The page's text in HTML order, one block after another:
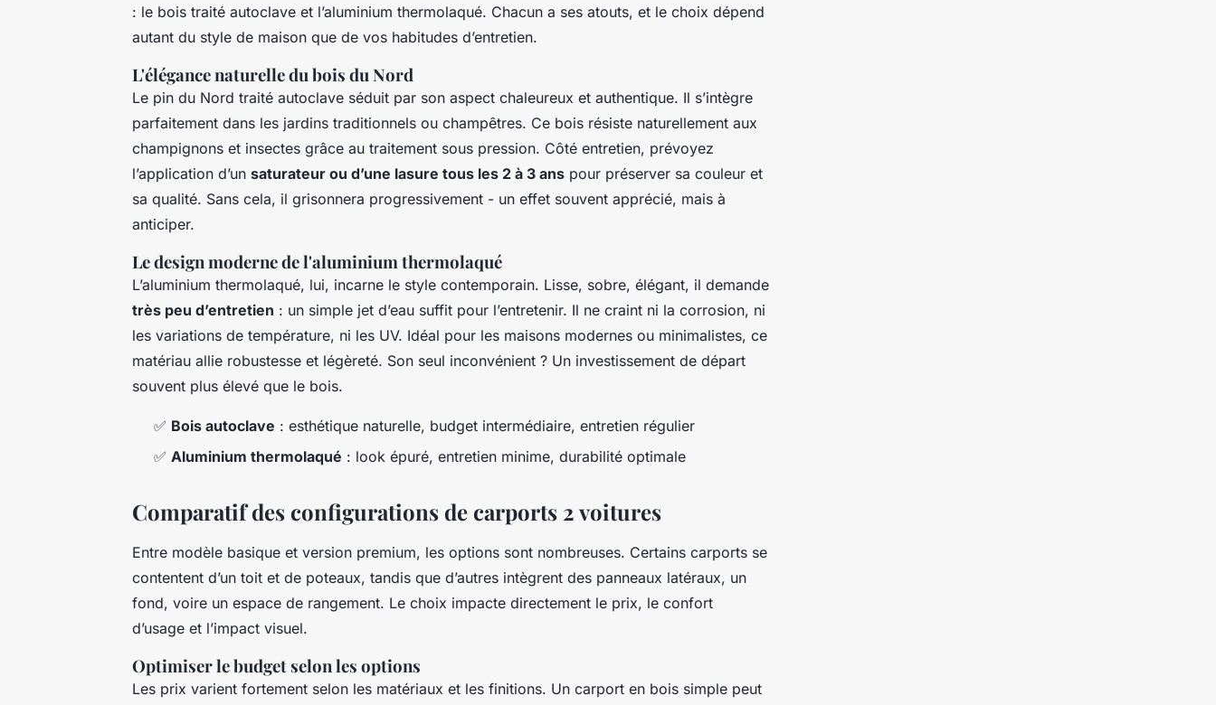
: le bois traité autoclave et l’aluminium thermolaqué. Chacun a ses atouts, et le choix dépend
autant du style de maison que de vos habitudes d’entretien.
L'élégance naturelle du bois du Nord
Le pin du Nord traité autoclave séduit par son aspect chaleureux et authentique. Il s’intègre
parfaitement dans les jardins traditionnels ou champêtres. Ce bois résiste naturellement aux
champignons et insectes grâce au traitement sous pression. Côté entretien, prévoyez
l’application d’un saturateur ou d’une lasure tous les 2 à 3 ans pour préserver sa couleur et
sa qualité. Sans cela, il grisonnera progressivement - un effet souvent apprécié, mais à
anticiper.
Le design moderne de l'aluminium thermolaqué
L’aluminium thermolaqué, lui, incarne le style contemporain. Lisse, sobre, élégant, il demande
très peu d’entretien : un simple jet d’eau suffit pour l’entretenir. Il ne craint ni la corrosion, ni
les variations de température, ni les UV. Idéal pour les maisons modernes ou minimalistes, ce
matériau allie robustesse et légèreté. Son seul inconvénient ? Un investissement de départ
souvent plus élevé que le bois.
✅ Bois autoclave : esthétique naturelle, budget intermédiaire, entretien régulier
✅ Aluminium thermolaqué : look épuré, entretien minime, durabilité optimale
Comparatif des configurations de carports 2 voitures
Entre modèle basique et version premium, les options sont nombreuses. Certains carports se
contentent d’un toit et de poteaux, tandis que d’autres intègrent des panneaux latéraux, un
fond, voire un espace de rangement. Le choix impacte directement le prix, le confort
d’usage et l’impact visuel.
Optimiser le budget selon les options
Les prix varient fortement selon les matériaux et les finitions. Un carport en bois simple peut